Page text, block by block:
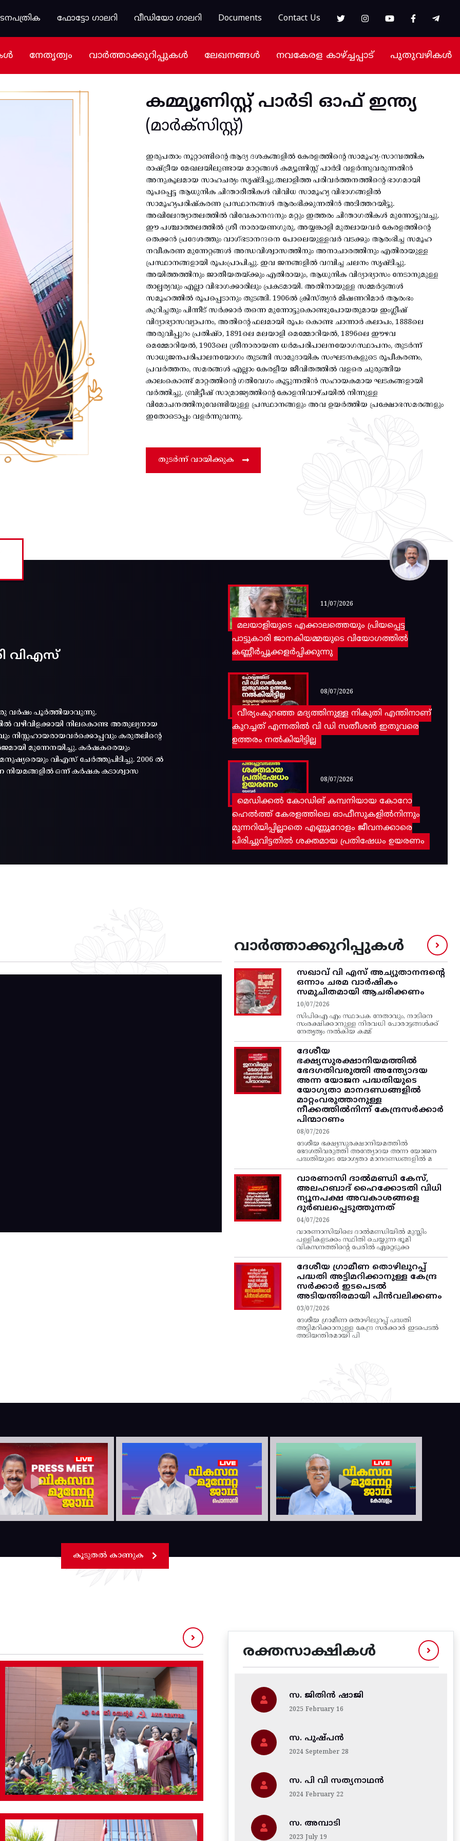
ഫോട്ടോ ഗാലറി വീഡിയോ ഗാലറി Documents Contact Us
നേതൃത്വം വാർത്താക്കുറിപ്പുകൾ ലേഖനങ്ങൾ നവകേരള കാഴ്ച്ചപ്പാട് പുതുവഴികൾ
കമ്മ്യൂണിസ്റ്റ് പാർടി ഓഫ് ഇന്ത്യ
(മാർക്സിസ്റ്റ്)
ഇരുപതാം നൂറ്റാണ്ടിന്റെ ആദ്യ ദശകങ്ങളിൽ കേരളത്തിന്റെ സാമൂഹ്യ-സാമ്പത്തിക
രാഷ്ട്രീയ മേഖലയിലുണ്ടായ മാറ്റങ്ങൾ കമ്യൂണിസ്റ്റ് പാർടി വളർന്നുവരുന്നതിൻ
അനുകൂലമായ സാഹചര്യം സൃഷ്ടിച്ചു.തലാളിത്ത പരിവർത്തനത്തിന്റെ ഭാഗമായി
രൂപപ്പെട്ട ആധുനിക ചിന്താരീതികൾ വിവിധ സാമൂഹ്യ വിഭാഗങ്ങളിൽ
സാമൂഹ്യപരിഷ്കരണ പ്രസ്ഥാനങ്ങൾ ആരംഭിക്കുന്നതിൻ അടിത്തറയിട്ടു.
അഖിലേന്ത്യാതലത്തിൽ വിവേകാനന്ദനും മറ്റും ഇത്തരം ചിന്താഗതികൾ മുന്നോട്ടുവച്ചു.
ഈ പശ്ചാത്തലത്തിൽ ശ്രീ നാരായണഗുരു, അയ്യങ്കാളി മുതലായവർ കേരളത്തിന്റെ
തെക്കൻ പ്രദേശത്തും വാഗ്ഭടാനന്ദനെ പോലെയുള്ളവർ വടക്കും ആരംഭിച്ച സമൂഹ
നവീകരണ മുന്നേറ്റങ്ങൾ അന്ധവിശ്വാസത്തിനും അനാചാരത്തിനും എതിരായുള്ള
പ്രസ്ഥാനങ്ങളായി രൂപംപ്രാപിച്ചു. ഇവ ജനങ്ങളിൽ വമ്പിച്ച ചലനം സൃഷ്ടിച്ചു.
അയിത്തത്തിനും ജാതീയതയ്ക്കും എതിരായും, ആധുനിക വിദ്യാഭ്യാസം നേടാനുമുള്ള
താല്പര്യവും എല്ലാ വിഭാഗക്കാരിലും പ്രകടമായി. അതിനായുള്ള സമ്മർദ്ദങ്ങൾ
സമൂഹത്തിൽ രൂപപ്പെടാനും തുടങ്ങി. 1906ൽ ക്രിസ്ത്യൻ മിഷണറിമാർ ആരംഭം
കുറിച്ചതും പിന്നീട് സർക്കാർ തന്നെ മുന്നോട്ടുകൊണ്ടുപോയതുമായ ഇംഗ്ലീഷ്
വിദ്യാഭ്യാസവ്യാപനം, അതിന്റെ ഫലമായി രൂപം കൊണ്ട ചാന്നാർ കലാപം, 1888ലെ
അരുവിപ്പുറം പ്രതിഷ്ഠ, 1891ലെ മലയാളി മെമ്മോറിയൽ, 1896ലെ ഈഴവ
മെമ്മോറിയൽ, 1903ലെ ശ്രീനാരായണ ധർമപരിപാലനയോഗസ്ഥാപനം, തുടർന്ന്
സാധുജനപരിപാലനയോഗം തുടങ്ങി സാമുദായിക സംഘടനകളുടെ രൂപീകരണം,
പ്രവർത്തനം, സമരങ്ങൾ എല്ലാം കേരളീയ ജീവിതത്തിൽ വളരെ ചുരുങ്ങിയ
കാലംകൊണ്ട് മാറ്റത്തിന്റെ ഗതിവേഗം കൂട്ടുന്നതിൻ സഹായകമായ ഘടകങ്ങളായി
വർത്തിച്ചു. ബ്രിട്ടീഷ് സാമ്രാജ്യത്തിന്റെ കോളനിവാഴ്ചയിൽ നിന്നുള്ള
വിമോചനത്തിനുവേണ്ടിയുള്ള പ്രസ്ഥാനങ്ങളും അവ ഉയർത്തിയ പ്രക്ഷോഭസമരങ്ങളും
ഇതോടൊപ്പം വളർന്നുവന്നു.
തുടർന്ന് വായിക്കുക
വിഎസ്
ഒരു വർഷം പൂർത്തിയാവുന്നു.
വഴിവിളക്കായി നിലകൊണ്ട അതുല്യനായ
നിസ്സഹായരായവർക്കൊപ്പവും കരുതലിന്റെ
മുന്നേനയിച്ചു. കർഷകരെയും
വിഎസ് ചേർത്തുപിടിച്ചു. 2006 ൽ
ഒന്ന് കർഷക കടാശ്വാസ
മലയാളിയുടെ എക്കാലത്തെയും പ്രിയപ്പെട്ട
പാട്ടുകാരി ജാനകിയമ്മയുടെ വിയോഗത്തിൽ
കണ്ണീർപ്പൂക്കളർപ്പിക്കുന്നു
11/07/2026
വീര്യംകുറഞ്ഞ മദ്യത്തിനുള്ള നികുതി എന്തിനാണ്
കുറച്ചത് എന്നതിൽ വി ഡി സതീശൻ ഇതുവരെ
ഉത്തരം നൽകിയിട്ടില്ല
08/07/2026
മെഡിക്കൽ കോഡിങ് കമ്പനിയായ കോറോ
ഹെൽത്ത് കേരളത്തിലെ ഓഫീസുകളിൽനിന്നും
മുന്നറിയിപ്പില്ലാതെ എണ്ണൂറോളം ജീവനക്കാരെ
പിരിച്ചുവിട്ടതിൽ‌ ശക്തമായ പ്രതിഷേധം ഉയരണം
08/07/2026
വാർത്താക്കുറിപ്പുകൾ
സഖാവ് വി എസ്‌ അച്യുതാനന്ദന്റെ
ഒന്നാം ചരമ വാര്‍ഷികം
സമുചിതമായി ആചരിക്കണം
10/07/2026
സിപിഐ എം സ്ഥാപക നേതാവും, നാടിനെ
സംരക്ഷിക്കാനുള്ള നിരവധി പോരാട്ടങ്ങള്‍ക്ക്‌
നേതൃത്വം നല്‍കിയ കമ്മ്
ദേശീയ
ഭക്ഷ്യസുരക്ഷാനിയമത്തിൽ
ഭേദഗതിവരുത്തി അന്ത്യോദയ
അന്ന യോജന പദ്ധതിയുടെ
യോഗ്യതാ മാനദണ്ഡങ്ങളിൽ
മാറ്റംവരുത്താനുള്ള
നീക്കത്തിൽനിന്ന്‌ കേന്ദ്രസർക്കാർ
പിന്മാറണം
08/07/2026
ദേശീയ ഭക്ഷ്യസുരക്ഷാനിയമത്തിൽ
ഭേദഗതിവരുത്തി അന്ത്യോദയ അന്ന യോജന
പദ്ധതിയുടെ യോഗ്യതാ മാനദണ്ഡങ്ങളിൽ മ
വാരണാസി ദാൽമണ്ഡി കേസ്,
അലഹബാദ് ഹൈക്കോടതി വിധി
ന്യൂനപക്ഷ അവകാശങ്ങളെ
ദുർബലപ്പെടുത്തുന്നത്
04/07/2026
വാരണാസിയിലെ ദാൽമണ്ഡിയിൽ മുസ്ലിം
പള്ളികളടക്കം സ്ഥിതി ചെയ്യുന്ന ഭൂമി
വികസനത്തിന്റെ പേരിൽ ഏറ്റെടുക്ക
ദേശീയ ഗ്രാമീണ തൊഴിലുറപ്പ്‌
പദ്ധതി അട്ടിമറിക്കാനുള്ള കേന്ദ്ര
സര്‍ക്കാര്‍ ഇടപെടല്‍
അടിയന്തിരമായി പിന്‍വലിക്കണം
03/07/2026
ദേശീയ ഗ്രാമീണ തൊഴിലുറപ്പ്‌ പദ്ധതി
അട്ടിമറിക്കാനുള്ള കേന്ദ്ര സര്‍ക്കാര്‍ ഇടപെടല്‍
അടിയന്തിരമായി പി
കൂടുതൽ കാണുക
രക്തസാക്ഷികൾ
സ. ജിതിന്‍ ഷാജി
2025 February 16
സ. പുഷ്പൻ
2024 September 28
സ. പി വി സത്യനാഥൻ
2024 February 22
സ. അമ്പാടി
2023 July 19